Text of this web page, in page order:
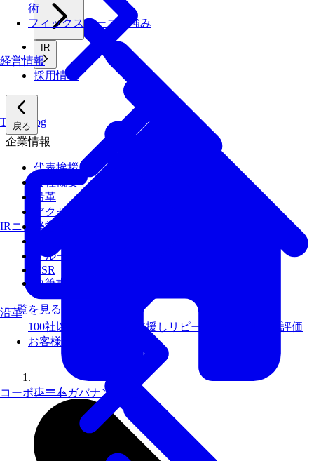
Tech Blog
IRニュース
IR
採用情報
戻る
企業情報
代表挨拶
沿革
アクセス
経営陣
グループ会社
CSR
執筆書籍
一覧を見る
沿革
術
フィックスターズの​強み
100社以上のお客様を支援しリピート率99％以上の評価
お客様事例
経営情報
コーポレートガバナンス
ホーム